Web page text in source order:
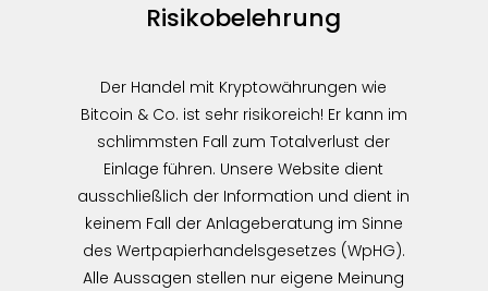
Risikobelehrung
Der Handel mit Kryptowährungen wie
Bitcoin & Co. ist sehr risikoreich! Er kann im
schlimmsten Fall zum Totalverlust der
Einlage führen. Unsere Website dient
ausschließlich der Information und dient in
keinem Fall der Anlageberatung im Sinne
des Wertpapierhandelsgesetzes (WpHG).
Alle Aussagen stellen nur eigene Meinung